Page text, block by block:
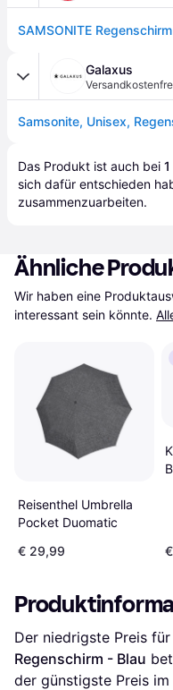
Galaxus
Samsonite, Unisex,
Das Produkt ist auch bei 1
sich dafür entschieden
zusammenzuarbeiten.
Ähnliche
Wir haben eine
interessant sein könnte.
Reisenthel Umbrella
Pocket Duomatic
€ 29,99
Der niedrigste Preis für
Regenschirm - Blau
der günstigste Preis